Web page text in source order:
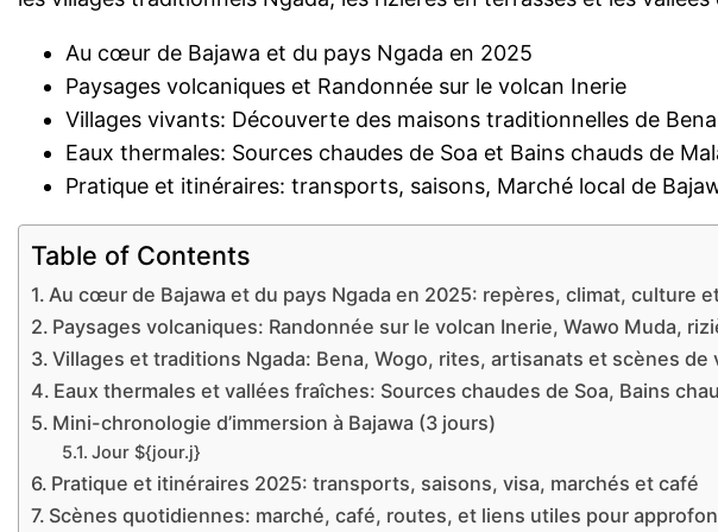
Au cœur de Bajawa et du pays Ngada en 2025
Paysages volcaniques et Randonnée sur le volcan Inerie
Villages vivants: Découverte des maisons traditionnelles de
Eaux thermales: Sources chaudes de Soa et Bains chauds de
Pratique et itinéraires: transports, saisons, Marché local de
Table of Contents
Au cœur de Bajawa et du pays Ngada en 2025: repères, climat, culture
Paysages volcaniques: Randonnée sur le volcan Inerie, Wawo Muda,
Villages et traditions Ngada: Bena, Wogo, rites, artisanats et scènes de
Eaux thermales et vallées fraîches: Sources chaudes de Soa, Bains
Mini-chronologie d’immersion à Bajawa (3 jours)
Jour ${jour.j}
Pratique et itinéraires 2025: transports, saisons, visa, marchés et café
Scènes quotidiennes: marché, café, routes, et liens utiles pour